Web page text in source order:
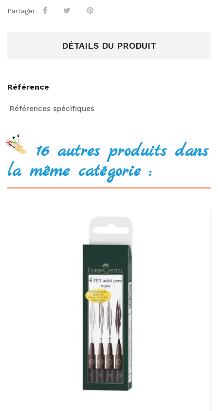
Partager
DÉTAILS DU PRODUIT
Référence
Références spécifiques
16 autres produits dans
la même catégorie :